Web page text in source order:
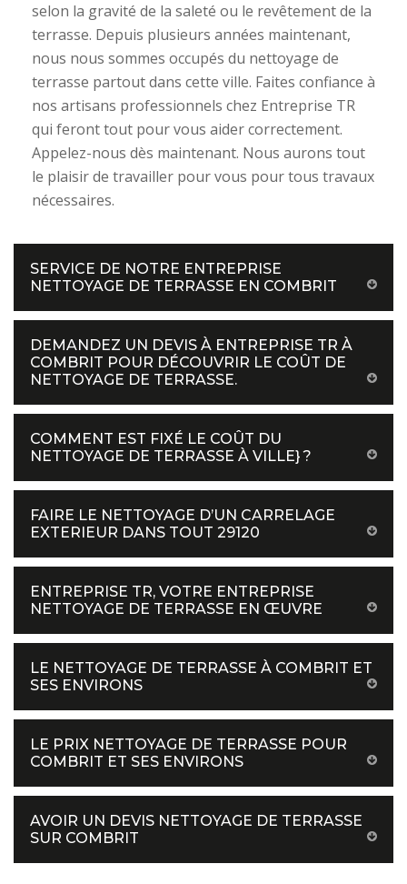
selon la gravité de la saleté ou le revêtement de la
terrasse. Depuis plusieurs années maintenant,
nous nous sommes occupés du nettoyage de
terrasse partout dans cette ville. Faites confiance à
nos artisans professionnels chez Entreprise TR
qui feront tout pour vous aider correctement.
Appelez-nous dès maintenant. Nous aurons tout
le plaisir de travailler pour vous pour tous travaux
nécessaires.
SERVICE DE NOTRE ENTREPRISE
NETTOYAGE DE TERRASSE EN COMBRIT
DEMANDEZ UN DEVIS À ENTREPRISE TR À
COMBRIT POUR DÉCOUVRIR LE COÛT DE
NETTOYAGE DE TERRASSE.
COMMENT EST FIXÉ LE COÛT DU
NETTOYAGE DE TERRASSE À VILLE} ?
FAIRE LE NETTOYAGE D’UN CARRELAGE
EXTERIEUR DANS TOUT 29120
ENTREPRISE TR, VOTRE ENTREPRISE
NETTOYAGE DE TERRASSE EN ŒUVRE
LE NETTOYAGE DE TERRASSE À COMBRIT ET
SES ENVIRONS
LE PRIX NETTOYAGE DE TERRASSE POUR
COMBRIT ET SES ENVIRONS
AVOIR UN DEVIS NETTOYAGE DE TERRASSE
SUR COMBRIT